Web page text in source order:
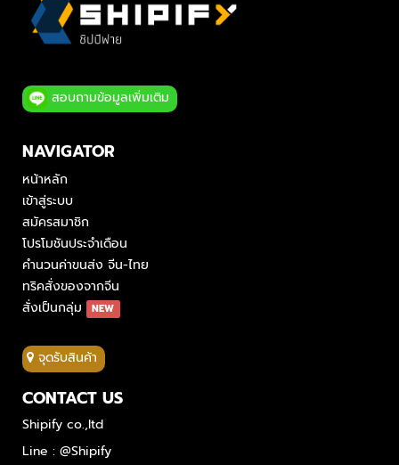
สอบถามข้อมูลเพิ่มเติม
NAVIGATOR
หน้าหลัก
เข้าสู่ระบบ
สมัครสมาชิก
โปรโมชันประจำเดือน
คำนวนค่าขนส่ง จีน-ไทย
ทริคสั่งของจากจีน
สั่งเป็นกลุ่ม
NEW
จุดรับสินค้า
CONTACT US
Shipify co.,ltd
Line : @Shipify